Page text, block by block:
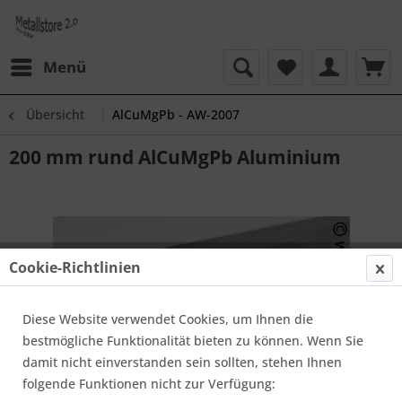
Menü
Übersicht AlCuMgPb - AW-2007
200 mm rund AlCuMgPb Aluminium
Cookie-Richtlinien
Diese Website verwendet Cookies, um Ihnen die
bestmögliche Funktionalität bieten zu können. Wenn Sie
damit nicht einverstanden sein sollten, stehen Ihnen
folgende Funktionen nicht zur Verfügung: